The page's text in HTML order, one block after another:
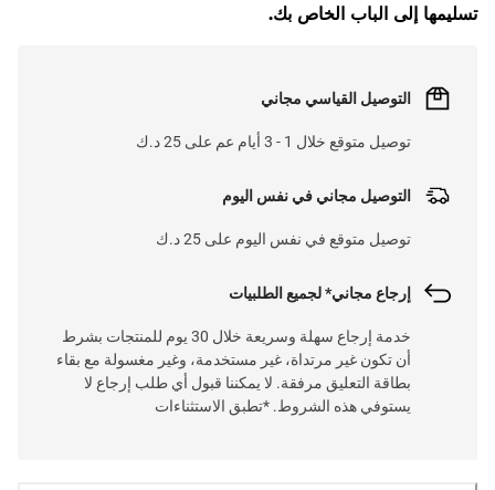
تسليمها إلى الباب الخاص بك.
التوصيل القياسي مجاني
توصيل متوقع خلال 1 - 3 أيام عم على 25 د.ك
التوصيل مجاني في نفس اليوم
توصيل متوقع في نفس اليوم على 25 د.ك
إرجاع مجاني* لجميع الطلبيات
خدمة إرجاع سهلة وسريعة خلال 30 يوم للمنتجات بشرط
أن تكون غير مرتداة، غير مستخدمة، وغير مغسولة مع بقاء
بطاقة التعليق مرفقة. لا يمكننا قبول أي طلب إرجاع لا
يستوفي هذه الشروط. *تطبق الاستثناءات